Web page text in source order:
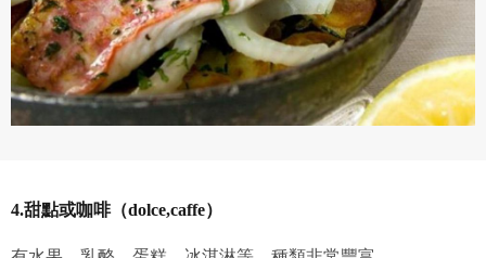
4.甜點或咖啡（dolce,caffe）